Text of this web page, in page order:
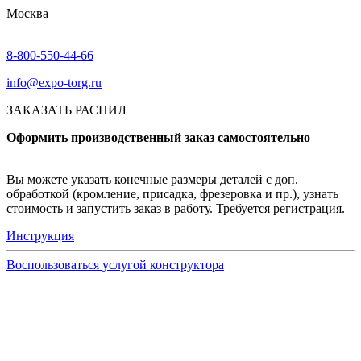
Москва
8-800-550-44-66
info@expo-torg.ru
ЗАКАЗАТЬ РАСПИЛ
Оформить производственный заказ самостоятельно
Вы можете указать конечные размеры деталей с доп.
обработкой (кромление, присадка, фрезеровка и пр.), узнать
стоимость и запустить заказ в работу. Требуется регистрация.
Инструкция
Воспользоваться услугой конструктора